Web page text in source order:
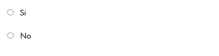
Si
No